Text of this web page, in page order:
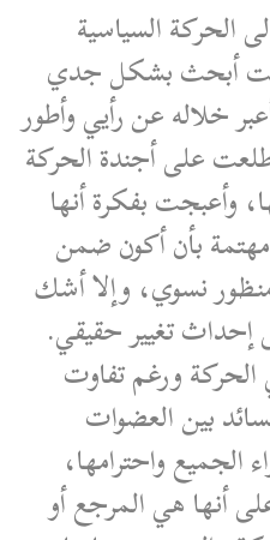
الحركة السياسية
أبحث بشكل جدي
خلاله عن رأيي وأطور
على أجندة الحركة
بفكرة أنها
بأن أكون ضمن
نسوي، وإلا أشك
تغيير حقيقي.
ورغم تفاوت
بين العضوات
الجميع واحترامها،
أنها هي المرجع أو